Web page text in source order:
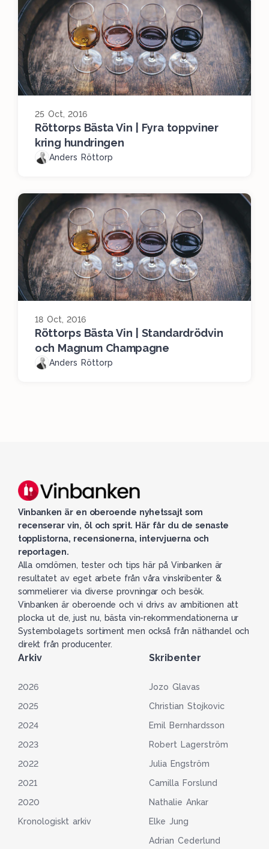
25 Oct, 2016
Röttorps Bästa Vin | Fyra toppviner
kring hundringen
Anders Röttorp
18 Oct, 2016
Röttorps Bästa Vin | Standardrödvin
och Magnum Champagne
Anders Röttorp
Vinbanken är en oberoende nyhetssajt som
recenserar vin, öl och sprit. Här får du de senaste
topplistorna, recensionerna, intervjuerna och
reportagen.
Alla omdömen, tester och tips här på Vinbanken är
resultatet av eget arbete från våra vinskribenter &
sommelierer via diverse provningar och besök.
Vinbanken är oberoende och vi drivs av ambitionen att
plocka ut de, just nu, bästa vin-rekommendationerna ur
Systembolagets sortiment men också från näthandel och
direkt från producenter.
Arkiv
2026
2025
2024
2023
2022
2021
2020
Kronologiskt arkiv
Skribenter
Jozo Glavas
Christian Stojkovic
Emil Bernhardsson
Robert Lagerström
Julia Engström
Camilla Forslund
Nathalie Ankar
Elke Jung
Adrian Cederlund